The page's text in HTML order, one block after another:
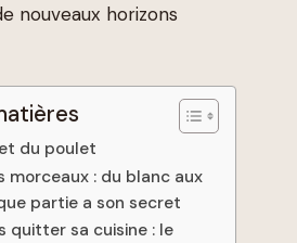
nouveaux horizons
du poulet
morceaux : du blanc aux
partie a son secret
quitter sa cuisine : le